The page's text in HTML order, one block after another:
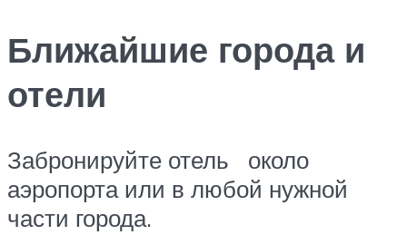
Ближайшие города и
отели
Забронируйте отель около
аэропорта или в любой нужной
части города.